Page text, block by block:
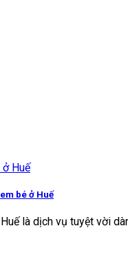
bé ở Huế
là dịch vụ tuyệt vời